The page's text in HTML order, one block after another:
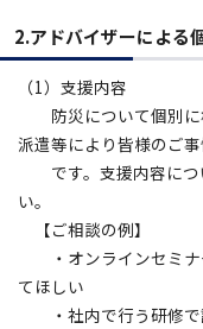
2.アドバイザーによる
（1）支援内容
防災について個別に
派遣等により皆様のご
です。支援内容につ
い。
【ご相談の例】
・オンラインセミナ
てほしい
・社内で行う研修で